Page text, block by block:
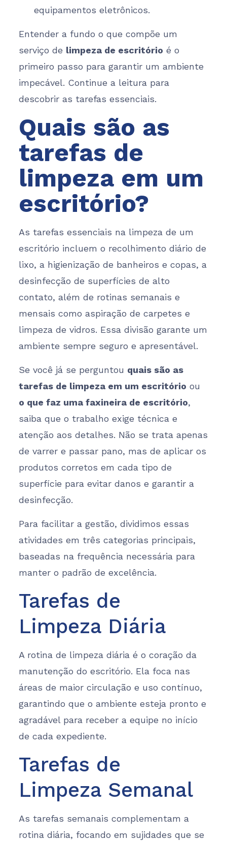
equipamentos eletrônicos.
Entender a fundo o que compõe um
serviço de limpeza de escritório é o
primeiro passo para garantir um ambiente
impecável. Continue a leitura para
descobrir as tarefas essenciais.
Quais são as
tarefas de
limpeza em um
escritório?
As tarefas essenciais na limpeza de um
escritório incluem o recolhimento diário de
lixo, a higienização de banheiros e copas, a
desinfecção de superfícies de alto
contato, além de rotinas semanais e
mensais como aspiração de carpetes e
limpeza de vidros. Essa divisão garante um
ambiente sempre seguro e apresentável.
Se você já se perguntou quais são as
tarefas de limpeza em um escritório ou
o que faz uma faxineira de escritório,
saiba que o trabalho exige técnica e
atenção aos detalhes. Não se trata apenas
de varrer e passar pano, mas de aplicar os
produtos corretos em cada tipo de
superfície para evitar danos e garantir a
desinfecção.
Para facilitar a gestão, dividimos essas
atividades em três categorias principais,
baseadas na frequência necessária para
manter o padrão de excelência.
Tarefas de
Limpeza Diária
A rotina de limpeza diária é o coração da
manutenção do escritório. Ela foca nas
áreas de maior circulação e uso contínuo,
garantindo que o ambiente esteja pronto e
agradável para receber a equipe no início
de cada expediente.
Tarefas de
Limpeza Semanal
As tarefas semanais complementam a
rotina diária, focando em sujidades que se